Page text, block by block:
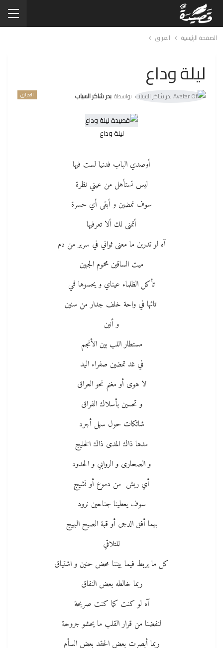
الصفحة الرئيسية العراق
ليلة وداع
العراق بواسطة بدر شاكر السياب
ليلة وداع
أوصدي الباب فدنيا لست فيها
ليس تستأهل من عيني نظرة
سوف تمضين و أبقى أي حسرة
أتمنى لك ألا تعرفيها
آه لو تدرين ما معنى ثواني في سرير من دم
ميت الساقين محموم الجبين
تأكل الظلماء عيناي و يحسوها فمي
تائها في واحة خلف جدار من سنين
و أنين
مستطار اللب بين الأنجم
في غد تمضين صفراء اليد
لا هوى أو مغنم نحو العراق
و تحسين بأسلاك الفراق
شائكات حول سهل أجرد
مدها ذاك المدى ذاك الخليج
و الصحارى و الروابي و الحدود
أي ريش من دموع أو نشيج
سوف يعطينا جناحين نرود
بهما أفق الدجى أو قبة الصبح البهيج
للتلاقي
كل ما يربط فيما بيننا محض حنين و اشتياق
ربما خالطه بعض النفاق
آه لو كنت كما كنت صريحة
لنفضنا من قرار القلب ما يحشو جروحة
ربما أبصرت بعض الحقد بعض السأم